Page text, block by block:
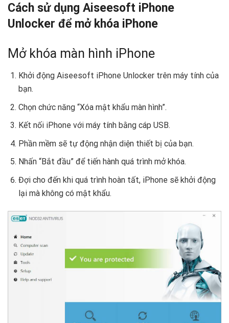
Cách sử dụng Aiseesoft iPhone
Unlocker để mở khóa iPhone
Mở khóa màn hình iPhone
Khởi động Aiseesoft iPhone Unlocker trên máy tính của
bạn.
Chọn chức năng “Xóa mật khẩu màn hình”.
Kết nối iPhone với máy tính bằng cáp USB.
Phần mềm sẽ tự động nhận diện thiết bị của bạn.
Nhấn “Bắt đầu” để tiến hành quá trình mở khóa.
Đợi cho đến khi quá trình hoàn tất, iPhone sẽ khởi động
lại mà không có mật khẩu.